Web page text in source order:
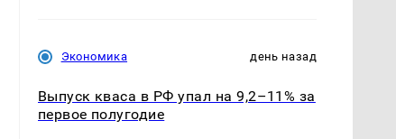
Экономика день назад
Выпуск кваса в РФ упал на 9,2–11% за
первое полугодие